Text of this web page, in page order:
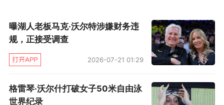
最重要的事情，我的场上表现就会很糟糕。我不
会担心这些幕后的事情，我不喜欢在这些事情上
消耗我的能量。”
本赛季至今，奇才队仅仅取得了5胜11负的战
绩，这远远低于球队的预期，考虑到奇才队的薪
曝湖人老板马克·沃尔特涉嫌财务违
规，正接受调查
2026-07-21 01:29
格雷琴·沃尔什打破女子50米自由泳
世界纪录